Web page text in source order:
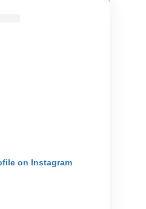
on Instagram